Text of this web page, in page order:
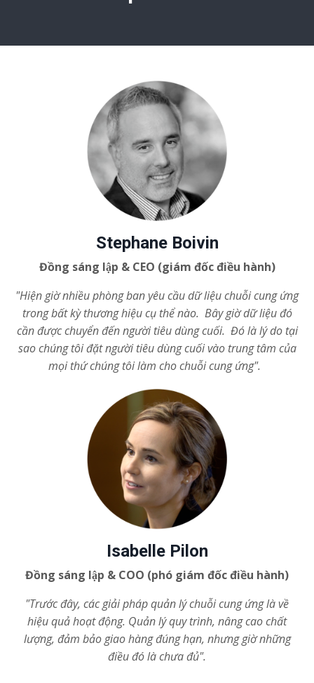
Stephane Boivin
Đồng sáng lập & CEO (giám đốc điều hành)
"Hiện giờ nhiều phòng ban yêu cầu dữ liệu chuỗi cung ứng
trong bất kỳ thương hiệu cụ thể nào. Bây giờ dữ liệu đó
cần được chuyển đến người tiêu dùng cuối. Đó là lý do tại
sao chúng tôi đặt người tiêu dùng cuối vào trung tâm của
mọi thứ chúng tôi làm cho chuỗi cung ứng".
Isabelle Pilon
Đồng sáng lập & COO (phó giám đốc điều hành)
"Trước đây, các giải pháp quản lý chuỗi cung ứng là về
hiệu quả hoạt động. Quản lý quy trình, nâng cao chất
lượng, đảm bảo giao hàng đúng hạn, nhưng giờ những
điều đó là chưa đủ".